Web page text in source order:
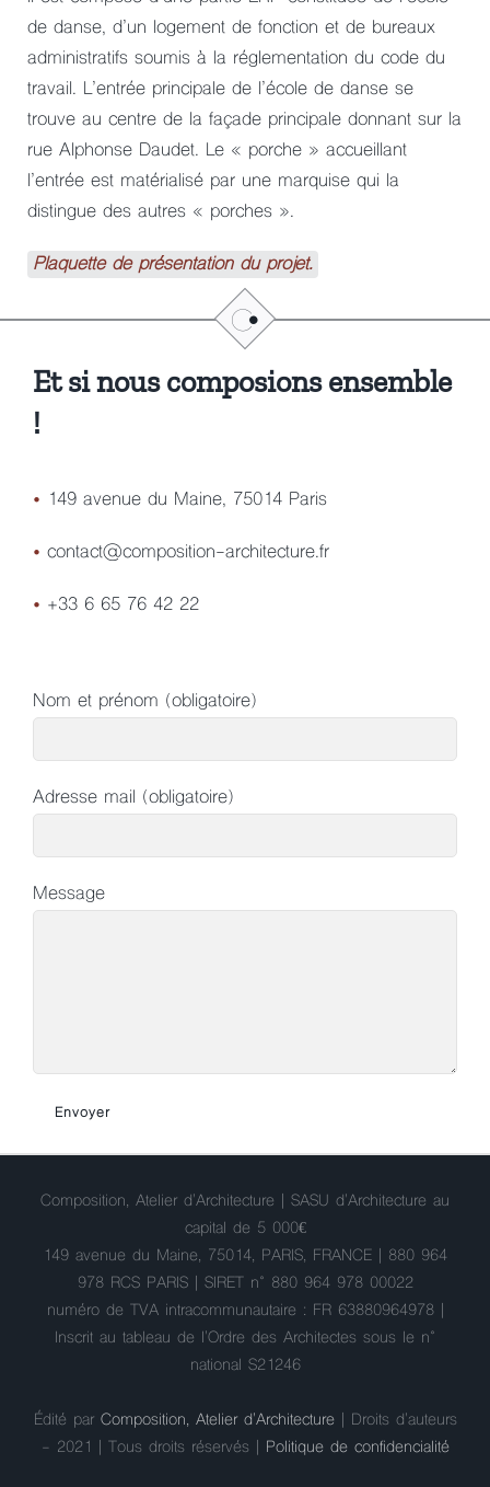
de danse, d’un logement de fonction et de bureaux
administratifs soumis à la réglementation du code du
travail. L’entrée principale de l’école de danse se
trouve au centre de la façade principale donnant sur la
rue Alphonse Daudet. Le « porche » accueillant
l’entrée est matérialisé par une marquise qui la
distingue des autres « porches ».
Plaquette de présentation du projet.
Et si nous composions ensemble
!
• 149 avenue du Maine, 75014 Paris
• contact@composition-architecture.fr
• +33 6 65 76 42 22
Nom et prénom (obligatoire)
Adresse mail (obligatoire)
Message
Composition, Atelier d'Architecture | SASU d'Architecture au
capital de 5 000€
149 avenue du Maine, 75014, PARIS, FRANCE | 880 964
978 RCS PARIS | SIRET n° 880 964 978 00022
numéro de TVA intracommunautaire : FR 63880964978 |
Inscrit au tableau de l'Ordre des Architectes sous le n°
national S21246
Édité par Composition, Atelier d'Architecture| Droits d'auteurs
- 2021 | Tous droits réservés | Politique de confidencialité